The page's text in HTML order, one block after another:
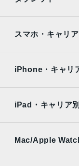
AQUOS
OPPO
Surface
Xiaomi Tablet
スマホ・キャリア
Ymobile
UQmobile
iPhone・キャリ
Ymobile
UQmobile
iPad・キャリア別
Mac/Apple